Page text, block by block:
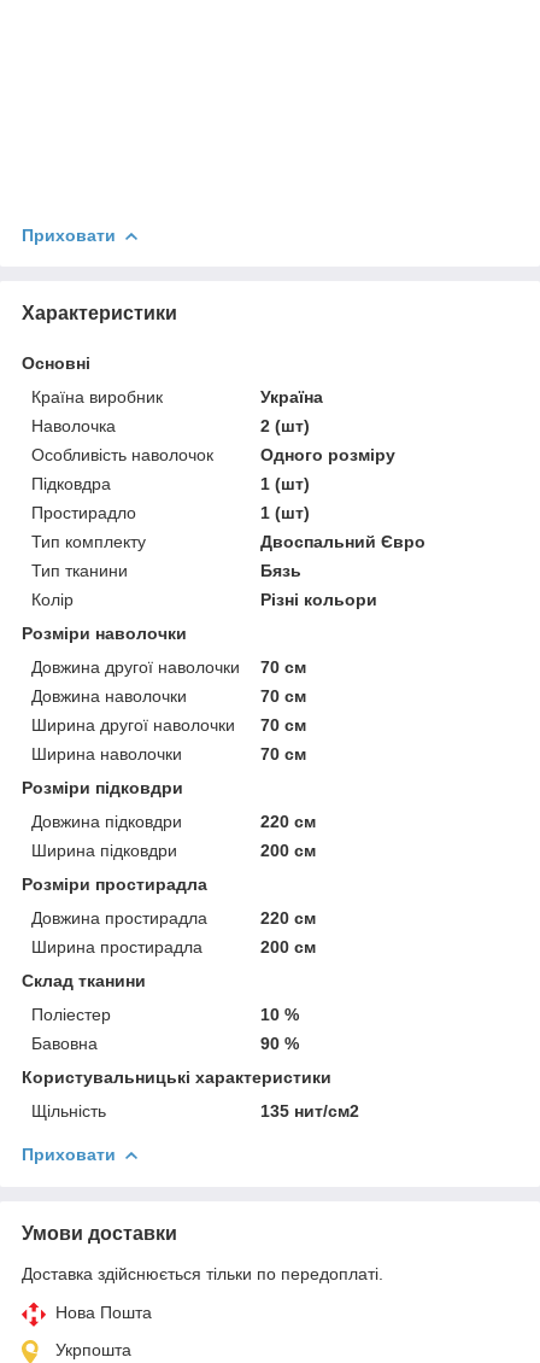
Приховати
Характеристики
Основні
Країна виробник
Україна
Наволочка
2 (шт)
Особливість наволочок
Одного розміру
Підковдра
1 (шт)
Простирадло
1 (шт)
Тип комплекту
Двоспальний Євро
Тип тканини
Бязь
Колір
Різні кольори
Розміри наволочки
Довжина другої наволочки
70 см
Довжина наволочки
70 см
Ширина другої наволочки
70 см
Ширина наволочки
70 см
Розміри підковдри
Довжина підковдри
220 см
Ширина підковдри
200 см
Розміри простирадла
Довжина простирадла
220 см
Ширина простирадла
200 см
Склад тканини
Поліестер
10 %
Бавовна
90 %
Користувальницькі характеристики
Щільність
135 нит/см2
Приховати
Умови доставки
Доставка здійснюється тільки по передоплаті.
Нова Пошта
Укрпошта